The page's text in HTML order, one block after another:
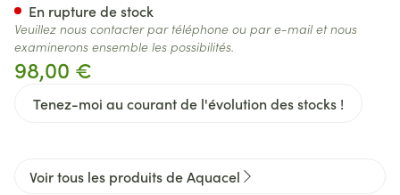
98,00 €
Tenez-moi au courant de l'évolution des stocks !
En rupture de stock
Veuillez nous contacter par téléphone ou par e-mail et nous
examinerons ensemble les possibilités.
Voir tous les produits de Aquacel